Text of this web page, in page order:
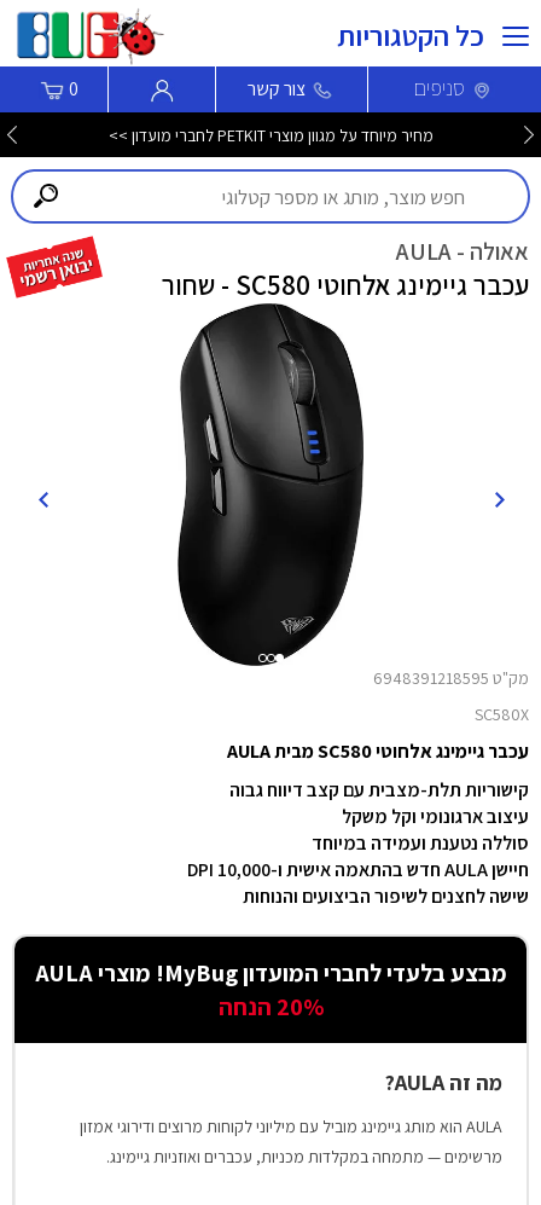
כל הקטגוריות
סניפים צור קשר 0
מחיר מיוחד על מגוון מוצרי PETKIT לחברי מועדון >>
אאולה - AULA
עכבר גיימינג אלחוטי SC580 - שחור
מק"ט 6948391218595
SC580X
עכבר גיימינג אלחוטי SC580 מבית AULA
קישוריות תלת-מצבית עם קצב דיווח גבוה
עיצוב ארגונומי וקל משקל
סוללה נטענת ועמידה במיוחד
חיישן AULA חדש בהתאמה אישית ו-10,000 DPI
שישה לחצנים לשיפור הביצועים והנוחות
מבצע בלעדי לחברי המועדון MyBug! מוצרי AULA
20% הנחה
מה זה AULA?
AULA הוא מותג גיימינג מוביל עם מיליוני לקוחות מרוצים ודירוגי אמזון
מרשימים — מתמחה במקלדות מכניות, עכברים ואוזניות גיימינג.